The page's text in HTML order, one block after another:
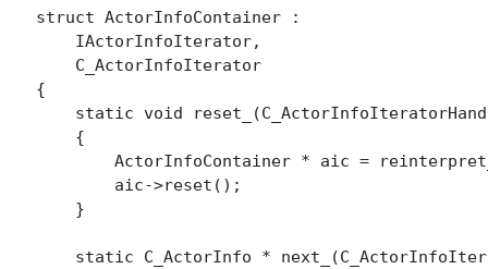
struct ActorInfoContainer :
    IActorInfoIterator,
    C_ActorInfoIterator
{
static void
    {
ActorInfoContainer * aic =
        aic->reset();
    }
static C_ActorInfo *